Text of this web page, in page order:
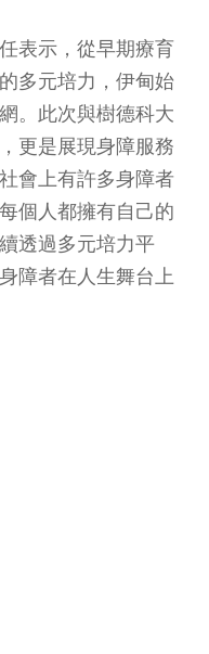
表示，從早期療育
多元培力，伊甸始
。此次與樹德科大
更是展現身障服務
會上有許多身障者
個人都擁有自己的
透過多元培力平
障者在人生舞台上